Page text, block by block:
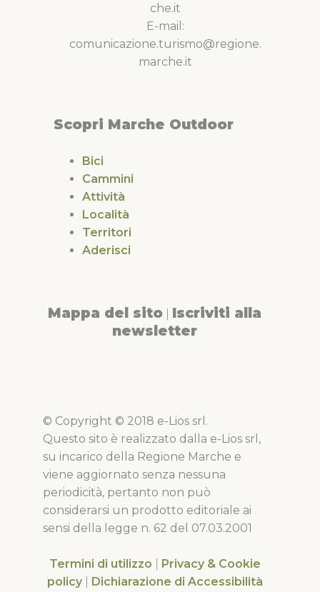
che.it
E-mail:
comunicazione.turismo@regione.
marche.it
Scopri Marche Outdoor
Bici
Cammini
Attività
Località
Territori
Aderisci
Mappa del sito Iscriviti alla
newsletter
© Copyright © 2018 e-Lios srl.
Questo sito è realizzato dalla e-Lios srl,
su incarico della Regione Marche e
viene aggiornato senza nessuna
periodicità, pertanto non può
considerarsi un prodotto editoriale ai
sensi della legge n. 62 del 07.03.2001
Termini di utilizzo
Privacy & Cookie
policy
Dichiarazione di Accessibilità